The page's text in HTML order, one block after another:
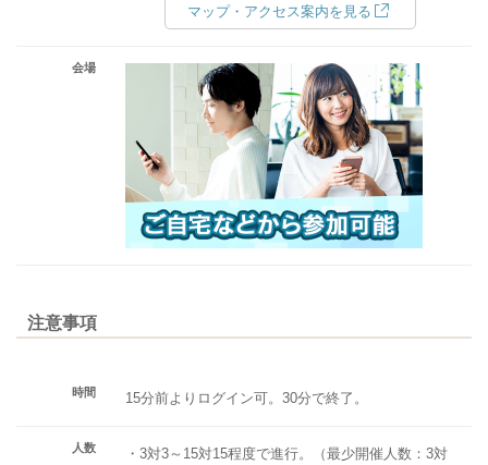
マップ・アクセス案内を見る
会場
注意事項
時間 15分前よりログイン可。30分で終了。
人数
・3対3～15対15程度で進行。（最少開催人数：3対